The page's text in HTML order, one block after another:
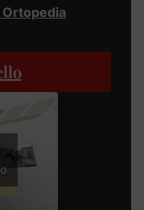
Ortopedia